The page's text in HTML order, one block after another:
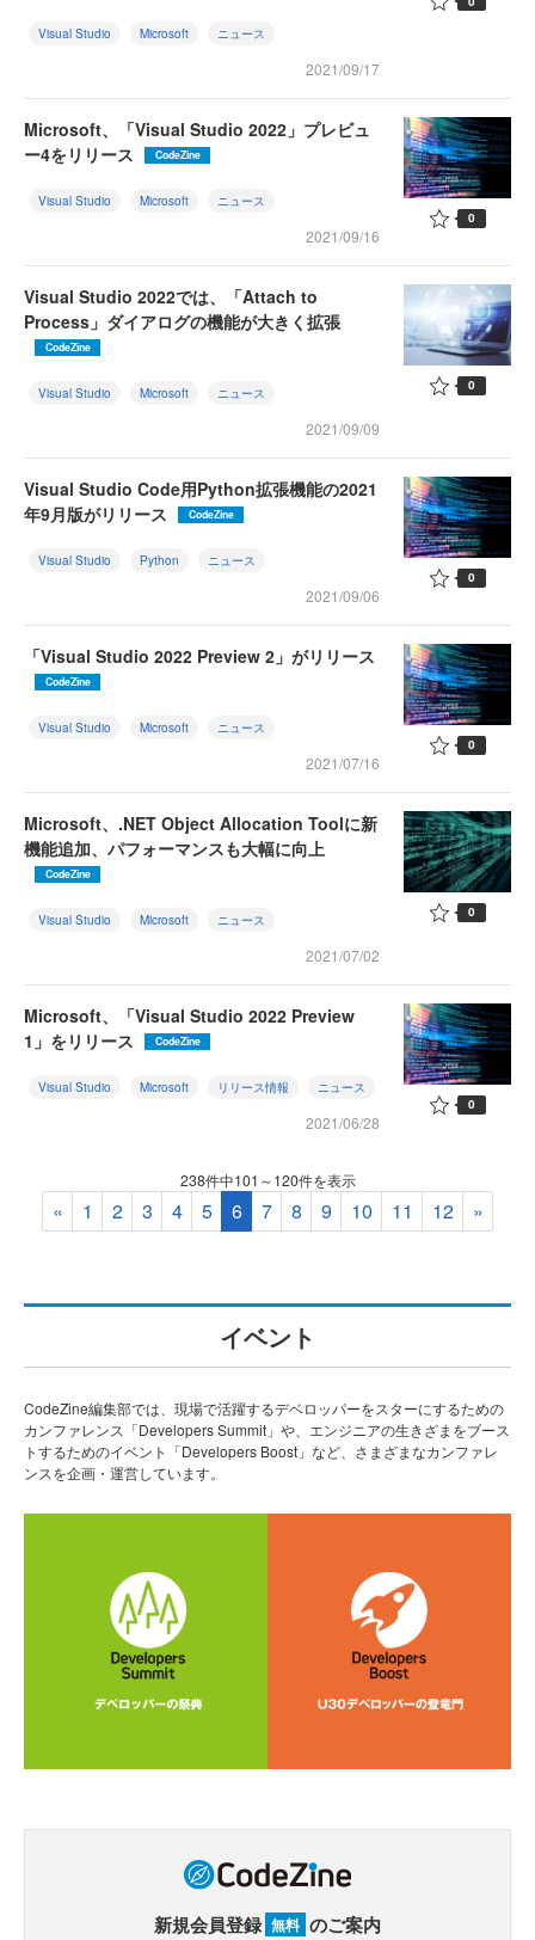
Visual Studio Microsoft ニュース
2021/09/17
Microsoft、「Visual Studio 2022」プレビュ
ー4をリリース
CodeZine
Visual Studio Microsoft ニュース
2021/09/16
0
Visual Studio 2022では、「Attach to
Process」ダイアログの機能が大きく拡張
CodeZine
Visual Studio Microsoft ニュース
2021/09/09
0
Visual Studio Code用Python拡張機能の2021
年9月版がリリース
CodeZine
Visual Studio Python ニュース
2021/09/06
0
「Visual Studio 2022 Preview 2」がリリース
CodeZine
Visual Studio Microsoft ニュース
2021/07/16
0
Microsoft、.NET Object Allocation Toolに新
機能追加、パフォーマンスも大幅に向上
CodeZine
Visual Studio Microsoft ニュース
2021/07/02
0
Microsoft、「Visual Studio 2022 Preview
1」をリリース
CodeZine
Visual Studio Microsoft リリース情報 ニュース
2021/06/28
0
238件中101～120件を表示
« 1 2 3 4 5 6 7 8 9 10 11 12 »
イベント
CodeZine編集部では、現場で活躍するデベロッパーをスターにするための
カンファレンス「Developers Summit」や、エンジニアの生きざまをブース
トするためのイベント「Developers Boost」など、さまざまなカンファレ
ンスを企画・運営しています。
新規会員登録 無料 のご案内